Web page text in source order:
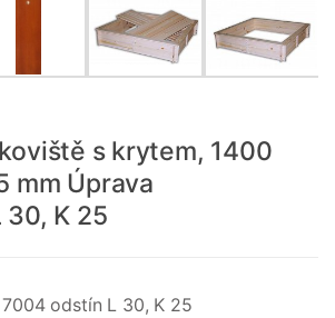
s krytem, 1400
mm Úprava
K 25
7004 odstín L 30, K 25